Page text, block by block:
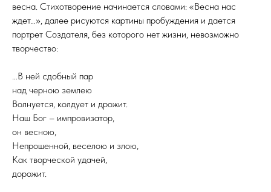
весна. Стихотворение начинается словами: «Весна нас
ждет…», далее рисуются картины пробуждения и дается
портрет Создателя, без которого нет жизни, невозможно
творчество:
…В ней сдобный пар
над черною землею
Волнуется, колдует и дрожит.
Наш Бог – импровизатор,
он весною,
Непрошенной, веселою и злою,
Как творческой удачей,
дорожит.